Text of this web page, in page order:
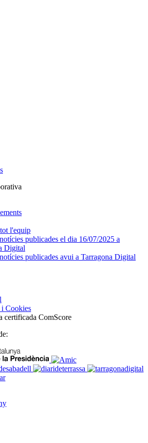
l'equip
publicades el dia 16/07/2025 a
Digital
publicades avui a Tarragona Digital
Cookies
certificada ComScore